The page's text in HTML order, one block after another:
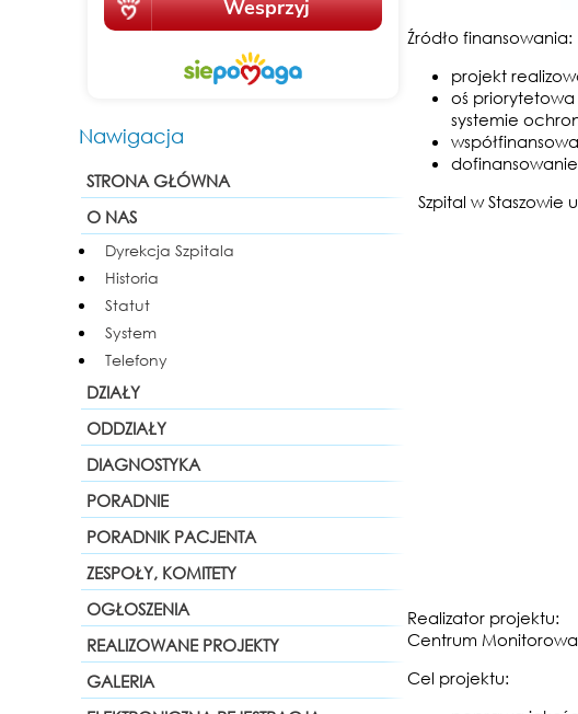
Nawigacja
STRONA GŁÓWNA
O NAS
Dyrekcja Szpitala
Historia
Statut
System
Telefony
DZIAŁY
ODDZIAŁY
DIAGNOSTYKA
PORADNIE
PORADNIK PACJENTA
ZESPOŁY, KOMITETY
OGŁOSZENIA
REALIZOWANE PROJEKTY
GALERIA
Źródło finansowania:
projekt
oś priorytetowa
systemie
dofinansowanie
Szpital w
Realizator projektu:
Centrum
Cel projektu: